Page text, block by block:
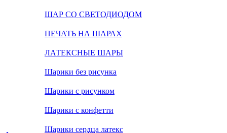
ШАР СО СВЕТОДИОДОМ
ПЕЧАТЬ НА ШАРАХ
ЛАТЕКСНЫЕ ШАРЫ
Шарики без рисунка
Шарики с рисунком
Шарики с конфетти
Шарики сердца латекс